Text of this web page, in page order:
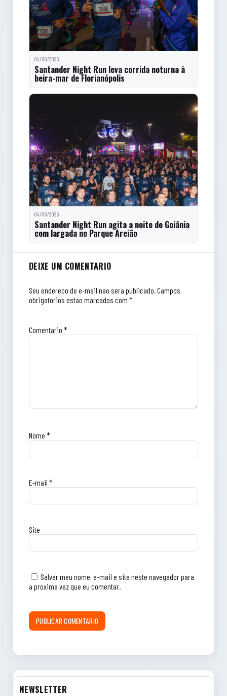
04/08/2026
Santander Night Run leva corrida noturna à
beira-mar de Florianópolis
04/08/2026
Santander Night Run agita a noite de Goiânia
com largada no Parque Areião
Comentarios do artigo
DEIXE UM COMENTARIO
Seu endereco de e-mail nao sera publicado. Campos
obrigatorios estao marcados com *
Comentario *
Nome *
E-mail *
Site
Salvar meu nome, e-mail e site neste navegador para
a proxima vez que eu comentar.
NEWSLETTER